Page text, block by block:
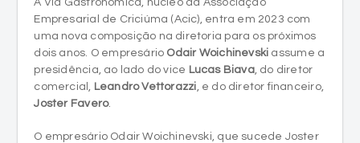
Empresarial de Criciúma (Acic), entra em 2023 com
uma nova composição na diretoria para os próximos
dois anos. O empresário Odair Woichinevski assume a
presidência, ao lado do vice Lucas Biava, do diretor
comercial, Leandro Vettorazzi , e do diretor financeiro,
Joster Favero.
O empresário Odair Woichinevski, que sucede Joster